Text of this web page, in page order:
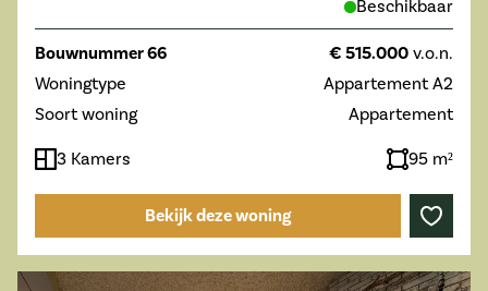
Beschikbaar
Bouwnummer 66 € 515.000 v.o.n.
Woningtype
Appartement A2
Soort woning
Appartement
3 Kamers 95 m²
Bekijk deze woning